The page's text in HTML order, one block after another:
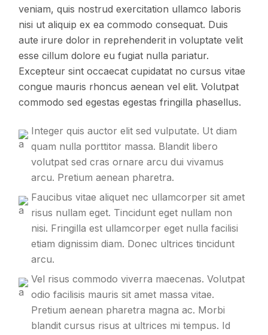
veniam, quis nostrud exercitation ullamco laboris
nisi ut aliquip ex ea commodo consequat. Duis
aute irure dolor in reprehenderit in voluptate velit
esse cillum dolore eu fugiat nulla pariatur.
Excepteur sint occaecat cupidatat no cursus vitae
congue mauris rhoncus aenean vel elit. Volutpat
commodo sed egestas egestas fringilla phasellus.
Integer quis auctor elit sed vulputate. Ut diam
quam nulla porttitor massa. Blandit libero
volutpat sed cras ornare arcu dui vivamus
arcu. Pretium aenean pharetra.
Faucibus vitae aliquet nec ullamcorper sit amet
risus nullam eget. Tincidunt eget nullam non
nisi. Fringilla est ullamcorper eget nulla facilisi
etiam dignissim diam. Donec ultrices tincidunt
arcu.
Vel risus commodo viverra maecenas. Volutpat
odio facilisis mauris sit amet massa vitae.
Pretium aenean pharetra magna ac. Morbi
blandit cursus risus at ultrices mi tempus. Id